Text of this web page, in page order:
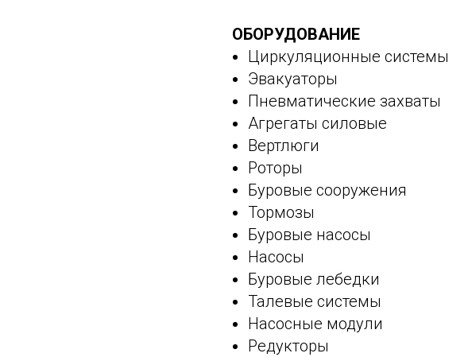
ОБОРУДОВАНИЕ
Циркуляционные системы
Эвакуаторы
Пневматические захваты
Агрегаты силовые
Вертлюги
Роторы
Буровые сооружения
Тормозы
Буровые насосы
Насосы
Буровые лебедки
Талевые системы
Насосные модули
Редукторы